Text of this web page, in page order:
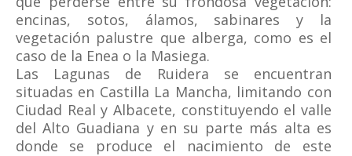
encinas, sotos, álamos, sabinares y la
vegetación palustre que alberga, como es el
caso de la Enea o la Masiega.
Las Lagunas de Ruidera se encuentran
situadas en Castilla La Mancha, limitando con
Ciudad Real y Albacete, constituyendo el valle
del Alto Guadiana y en su parte más alta es
donde se produce el nacimiento de este